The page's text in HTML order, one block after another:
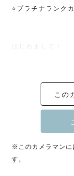
⭐️プラチナランク
平日は会社員のた
土日祝でお願いし
いつもどおりの
小さな幸せに気づ
込めてシャッター
この
※このカメラマンに
す。